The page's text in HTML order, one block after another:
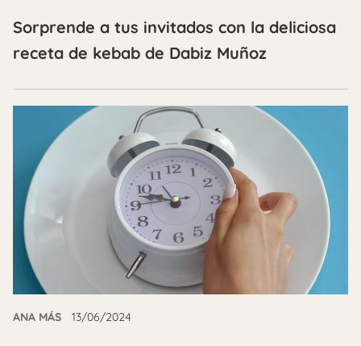
Sorprende a tus invitados con la deliciosa
receta de kebab de Dabiz Muñoz
ANA MÁS 13/06/2024